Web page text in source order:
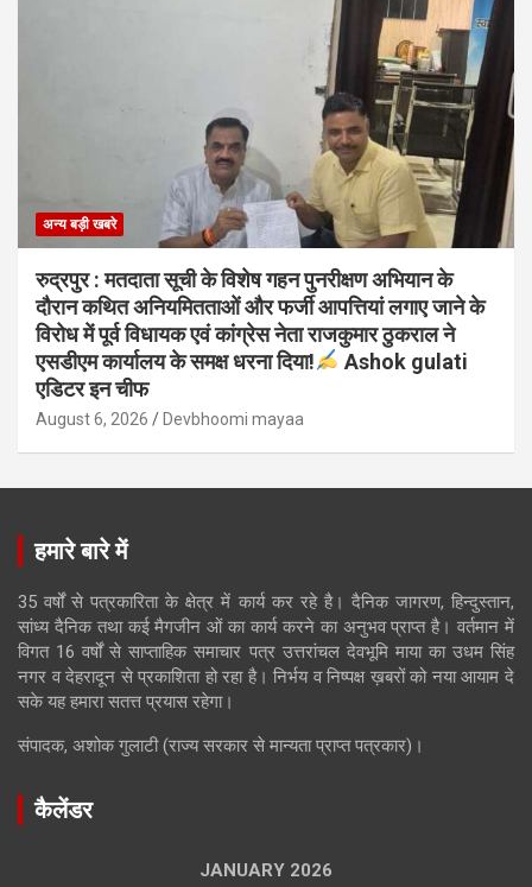
अन्य बड़ी खबरे
रुद्रपुर : मतदाता सूची के विशेष गहन पुनरीक्षण अभियान के
दौरान कथित अनियमितताओं और फर्जी आपत्तियां लगाए जाने के
विरोध में पूर्व विधायक एवं कांग्रेस नेता राजकुमार ठुकराल ने
एसडीएम कार्यालय के समक्ष धरना दिया!
Ashok gulati
एडिटर इन चीफ
August 6, 2026 Devbhoomi mayaa
हमारे बारे में
35 वर्षों से पत्रकारिता के क्षेत्र में कार्य कर रहे है। दैनिक जागरण, हिन्दुस्तान,
सांध्य दैनिक तथा कई मैगजीन ओं का कार्य करने का अनुभव प्राप्त है। वर्तमान में
विगत 16 वर्षों से साप्ताहिक समाचार पत्र उत्तरांचल देवभूमि माया का उधम सिंह
नगर व देहरादून से प्रकाशिता हो रहा है। निर्भय व निष्पक्ष ख़बरों को नया आयाम दे
सके यह हमारा सतत्त प्रयास रहेगा।
संपादक, अशोक गुलाटी (राज्य सरकार से मान्यता प्राप्त पत्रकार)।
कैलेंडर
JANUARY 2026